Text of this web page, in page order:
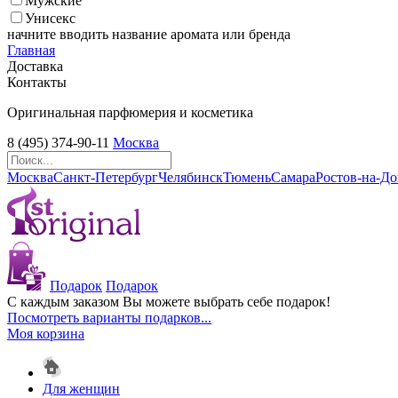
Унисекс
начните вводить название аромата или бренда
Главная
Доставка
Контакты
Оригинальная парфюмерия и косметика
8 (495) 374-90-11 Москва
МоскваСанкт-ПетербургЧелябинскТюменьСамараРостов-на-
Подарок Подарок
С каждым заказом Вы можете выбрать себе подарок!
Посмотреть варианты подарков...
Моя корзина
Для женщин